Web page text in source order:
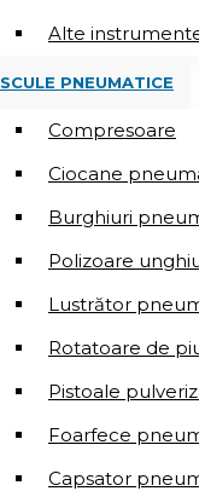
Alte
SCULE PNEUMATICE
Compresoare
Ciocane
Burghiuri
Polizoare
Lustrător
Rotatoare de
Pistoale
Foarfece
Capsator